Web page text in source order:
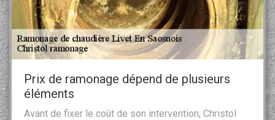
Prix de ramonage dépend de plusieurs
éléments
Avant de fixer le coût de son intervention, Christol